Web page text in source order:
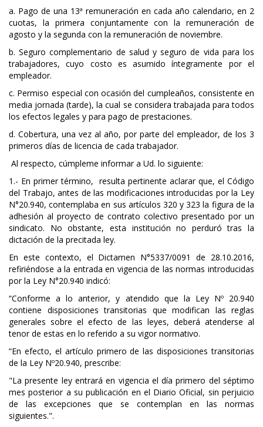
a. Pago de una 13ª remuneración en cada año calendario, en 2
cuotas, la primera conjuntamente con la remuneración de
agosto y la segunda con la remuneración de noviembre.
b. Seguro complementario de salud y seguro de vida para los
trabajadores, cuyo costo es asumido íntegramente por el
empleador.
c. Permiso especial con ocasión del cumpleaños, consistente en
media jornada (tarde), la cual se considera trabajada para todos
los efectos legales y para pago de prestaciones.
d. Cobertura, una vez al año, por parte del empleador, de los 3
primeros días de licencia de cada trabajador.
Al respecto, cúmpleme informar a Ud. lo siguiente:
1.- En primer término, resulta pertinente aclarar que, el Código
del Trabajo, antes de las modificaciones introducidas por la Ley
N°20.940, contemplaba en sus artículos 320 y 323 la figura de la
adhesión al proyecto de contrato colectivo presentado por un
sindicato. No obstante, esta institución no perduró tras la
dictación de la precitada ley.
En este contexto, el Dictamen N°5337/0091 de 28.10.2016,
refiriéndose a la entrada en vigencia de las normas introducidas
por la Ley N°20.940 indicó:
“Conforme a lo anterior, y atendido que la Ley Nº 20.940
contiene disposiciones transitorias que modifican las reglas
generales sobre el efecto de las leyes, deberá atenderse al
tenor de estas en lo referido a su vigor normativo.
“En efecto, el artículo primero de las disposiciones transitorias
de la Ley Nº20.940, prescribe:
"La presente ley entrará en vigencia el día primero del séptimo
mes posterior a su publicación en el Diario Oficial, sin perjuicio
de las excepciones que se contemplan en las normas
siguientes.".